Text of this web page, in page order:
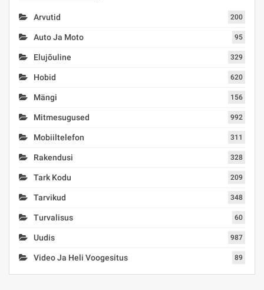
Arvutid 200
Auto Ja Moto 95
Elujõuline 329
Hobid 620
Mängi 156
Mitmesugused 992
Mobiiltelefon 311
Rakendusi 328
Tark Kodu 209
Tarvikud 348
Turvalisus 60
Uudis 987
Video Ja Heli Voogesitus 89